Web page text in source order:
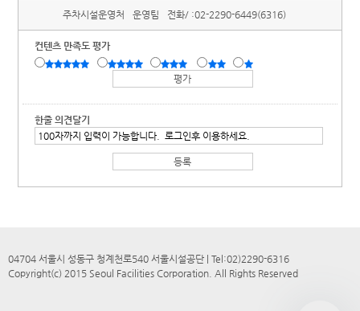
주차시설운영처 운영팀 전화/ :02-2290-6449(6316)
컨텐츠 만족도 평가
한줄 의견달기
04704 서울시 성동구 청계천로540 서울시설공단 | Tel:02)2290-6316
Copyright(c) 2015 Seoul Facilities Corporation. All Rights Reserved